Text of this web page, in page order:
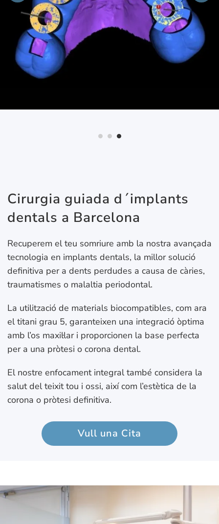
Cirurgia guiada d´implants
dentals a Barcelona
Recuperem el teu somriure amb la nostra avançada
tecnologia en implants dentals, la millor solució
definitiva per a dents perdudes a causa de càries,
traumatismes o malaltia periodontal.
La utilització de materials biocompatibles, com ara
el titani grau 5, garanteixen una integració òptima
amb l’os maxil·lar i proporcionen la base perfecta
per a una pròtesi o corona dental.
El nostre enfocament integral també considera la
salut del teixit tou i ossi, així com l’estètica de la
corona o pròtesi definitiva.
Vull una Cita